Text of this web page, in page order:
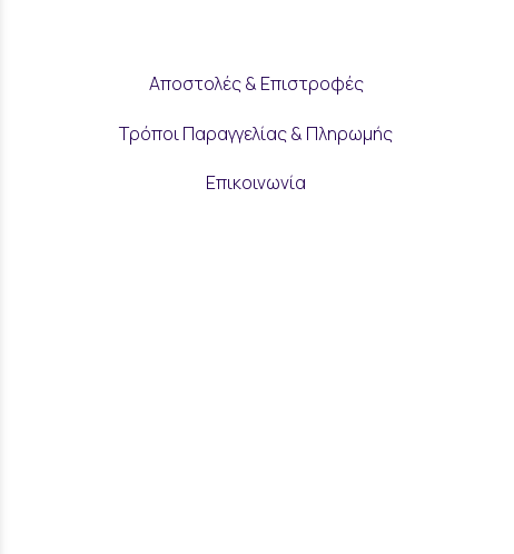
Αποστολές & Επιστροφές
Τρόποι Παραγγελίας & Πληρωμής
Επικοινωνία